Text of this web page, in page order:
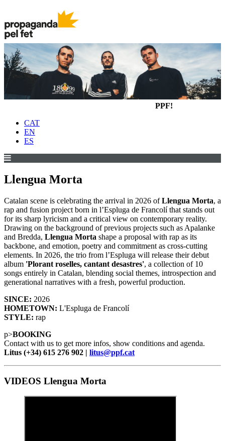
PPF!
CAT
EN
ES
Llengua Morta
Catalan scene is celebrating the arrival in 2026 ofLlengua Morta, a
rap and fusion project born in l’Espluga de Francolí that stands out
for its sharp lyricism and a critical view on contemporary reality.
Drawing on the background of previous projects such as Apalanke
and Bredda, Llengua Morta shape a proposal with rap as its
backbone, and emotion, poetry and commitment as cross-cutting
elements. In 2026, the trio from l’Espluga will release their debut
album 'Plorant roselles, cantant desastres', a collection of 10
songs entirely in Catalan, blending social themes, introspection and
generational narratives with a fresh, powerful production.
SINCE: 2026
HOMETOWN: L'Espluga de Francolí
STYLE: rap
p>BOOKING
Contact with us to get more infos, show conditions and agenda.
Litus (+34) 615 276 902 | litus@ppf.cat
VIDEOS Llengua Morta